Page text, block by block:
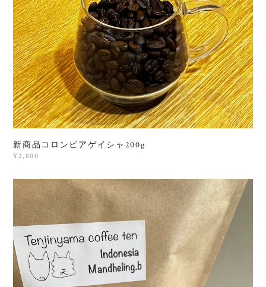
新商品コロンビアゲイシャ200g
¥2,800